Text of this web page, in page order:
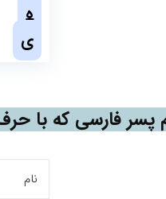
ه
ی
پسر فارسی که با
نام